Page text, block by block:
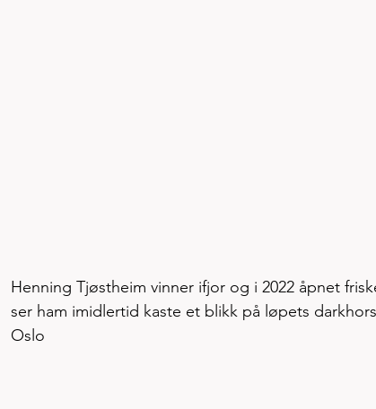
Henning Tjøstheim vinner ifjor og i 2022 åpnet
ser ham imidlertid kaste et blikk på løpets
Oslo